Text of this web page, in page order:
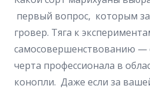
первый вопрос, которым
гровер. Тяга к
самосовершенствованию —
черта профессионала в
конопли. Даже если за